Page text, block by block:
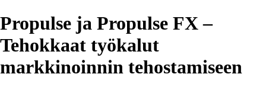
Propulse ja Propulse FX –
Tehokkaat työkalut
markkinoinnin tehostamiseen